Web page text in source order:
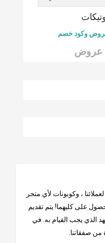
وكود خصم
كود خصم امريكان ايجل
، وكوبونات لأي متجر
على كليهما! يتم تقديم
الذي يجب القيام به. في
صفقاتنا.